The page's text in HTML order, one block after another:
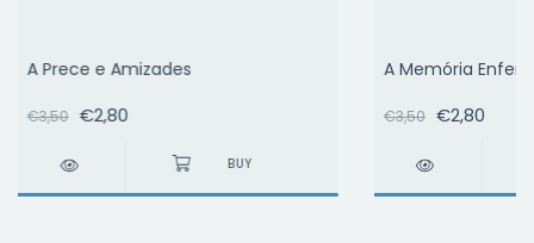
A Prece e Amizades
€3,50 €2,80
A Memória
€3,50 €2,80